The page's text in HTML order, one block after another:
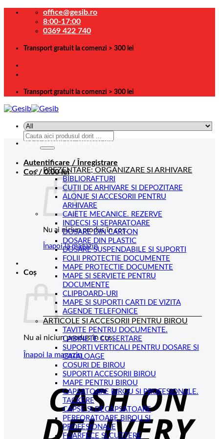
Skip
office@gesib.ro
8:00-17:00
0369 422 740
Transport gratuit la comenzi > 300 lei
Transport gratuit la comenzi > 300 lei
Caută
Autentificare / Înregistrare
Coș /0.00lei
Nu ai niciun produs în coș.
Înapoi la magazin
Coș
Nu ai niciun produs în coș.
Înapoi la magazin
CATEGORII DE PRODUSE
PREZENTARE; ORGANIZARE SI ARHIVARE
BIBLIORAFTURI
CUTII DE ARHIVARE SI DEPOZITARE
ALONJE SI ACCESORII PENTRU
ARHIVARE
CAIETE MECANICE. REZERVE
INDECSI SI SEPARATOARE
DOSARE DIN CARTON
DOSARE DIN PLASTIC
DOSARE SUSPENDABILE SI SUPORTI
FOLII PROTECTIE DOCUMENTE
MAPE PROTECTIE DOCUMENTE
MAPE SI SERVIETE PENTRU
DOCUMENTE
CLIPBOARD-URI
MAPE SI SUPORTI CARTI DE VIZITA
AGENDE TELEFONICE
ARTICOLE SI ACCESORII PENTRU BIROU
TAVITE PENTRU DOCUMENTE.
CABINETE CU SERTARE
SUPORTI VERTICALI PENTRU DOSARE SI
CATALOAGE
COSURI DE BIROU
SUPORTI ACCESORII BIROU
MAPE PENTRU BIROU
CAPSATOARE BIROU SI PROFESIONALE.
TACKERE
CAPSE SI DECAPSATOARE
PERFORATOARE BIROU SI
PROFESIONALE
FOARFECE SI CUTTERE